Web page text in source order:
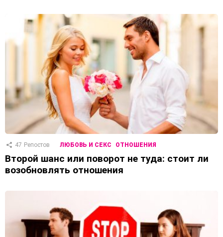
47 Репостов ЛЮБОВЬ И СЕКС ОТНОШЕНИЯ
Второй шанс или поворот не туда: стоит ли
возобновлять отношения